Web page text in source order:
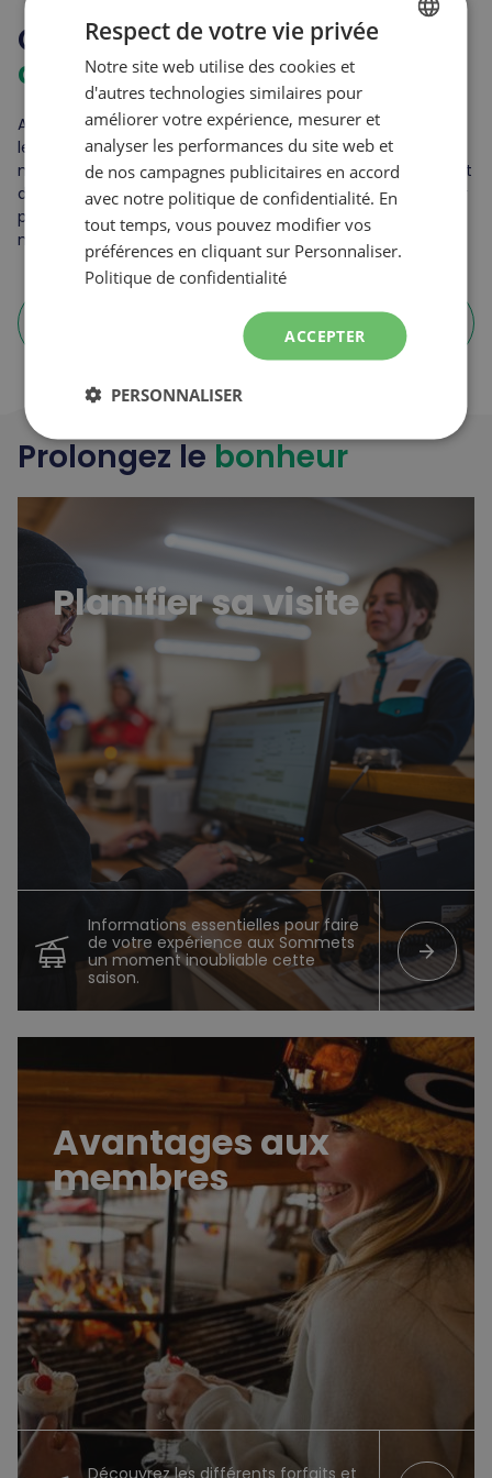
Conditions
des pistes
Assurez-vous de tirer le meilleur parti de vos journées sur
les pistes en restant informé des conditions
météorologiques actuelles, des accumulations de neige et
découvrez quelles pistes et remontées sont ouvertes pour
profiter d'une expérience de glisse optimale. Consultez
notre page dédiée à ces informations.
Consulter les conditions des pistes
Prolongez le bonheur
Planifier sa visite
Informations essentielles pour faire
de votre expérience aux Sommets
un moment inoubliable cette
saison.
arrow_forward
Planifier sa visite
Avantages aux
membres
Découvrez les différents forfaits et
Respect de votre vie privée
Notre site web utilise des cookies et
d'autres technologies similaires pour
améliorer votre expérience, mesurer et
analyser les performances du site web et
de nos campagnes publicitaires en accord
avec notre politique de confidentialité. En
tout temps, vous pouvez modifier vos
préférences en cliquant sur Personnaliser.
Politique de confidentialité
ACCEPTER
PERSONNALISER